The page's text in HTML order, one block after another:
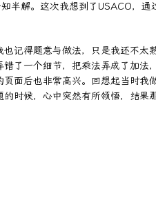
半解。这次我想到了USACO，通
记得题意与做法，只是我还不太
了一个细节，把乘法弄成了加法
面后也非常高兴。回想起当时我
时候，心中突然有所领悟，结果